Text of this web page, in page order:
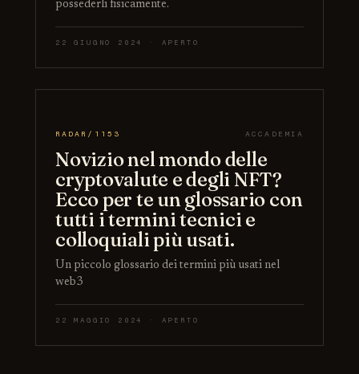
possederli fisicamente.
22 GIUGNO 2024 · APERTO
RADAR/1153 ACCADEMIA
Novizio nel mondo delle
cryptovalute e degli NFT?
Ecco per te un glossario con
tutti i termini tecnici e
colloquiali più usati.
Un piccolo glossario dei termini più usati nel
web3
22 MAGGIO 2024 · APERTO